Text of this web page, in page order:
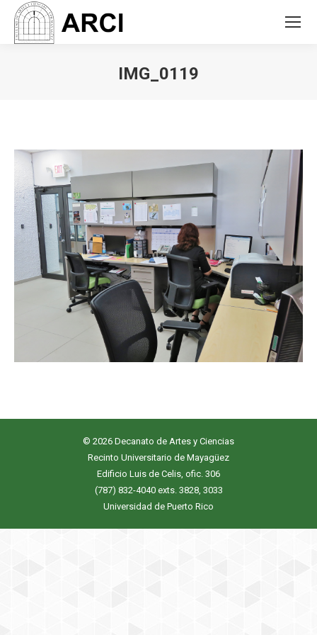
IMG_0119
© 2026 Decanato de Artes y Ciencias
Recinto Universitario de Mayagüez
Edificio Luis de Celis, ofic. 306
(787) 832-4040 exts. 3828, 3033
Universidad de Puerto Rico